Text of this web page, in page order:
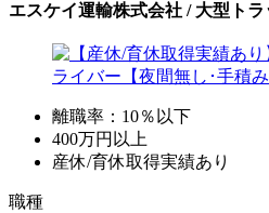
エスケイ運輸株式会社 / 大型ト
離職率：10％以下
400万円以上
産休/育休取得実績あり
職種